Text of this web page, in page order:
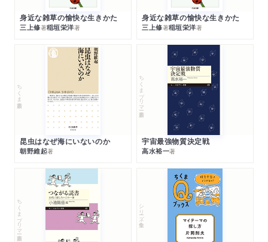
身近な雑草の愉快な生きかた
三上修著稲垣栄洋著
身近な雑草の愉快な生きかた
三上修著稲垣栄洋著
ちくま新書
昆虫はなぜ海にいないのか
朝野維起著
ちくまプリマー新書
宇宙最強物質決定戦
高水裕一著
ちくまプリマー新書 シリーズ・全集